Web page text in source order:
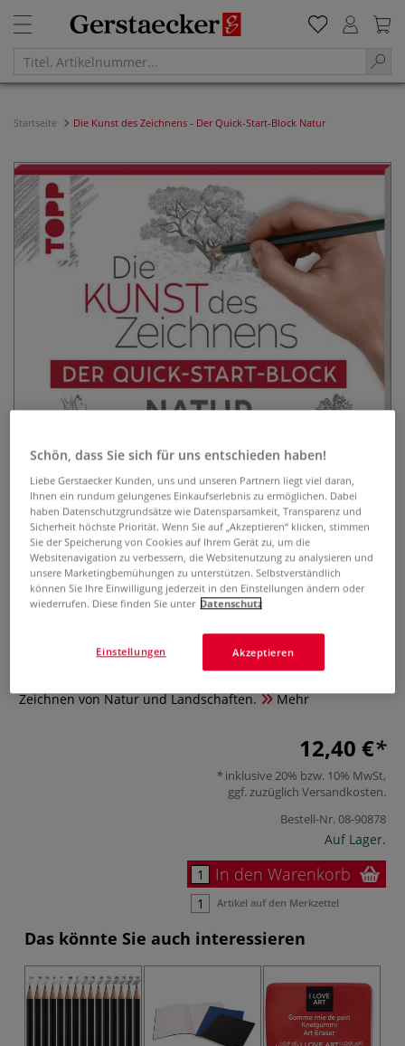
Startseite Die Kunst des Zeichnens - Der Quick-Start-Block Natur
Die Kunst des Zeichnens - Der
Quick-Start-Block Natur
Die perfekte Starthilfe, um Natur zu zeichnen. Anschauliche
Zeichnen von Natur und Landschaften.
Mehr
12,40 €
inklusive 20% bzw. 10% MwSt,
ggf. zuzüglich Versandkosten.
Bestell-Nr.08-90878
Auf Lager.
In den Warenkorb
Artikel auf den Merkzettel
Das könnte Sie auch interessieren
Schön, dass Sie sich für uns entschieden haben!
Liebe Gerstaecker Kunden, uns und unseren Partnern liegt viel daran,
Ihnen ein rundum gelungenes Einkaufserlebnis zu ermöglichen. Dabei
haben Datenschutzgrundsätze wie Datensparsamkeit, Transparenz und
Sicherheit höchste Priorität. Wenn Sie auf „Akzeptieren“ klicken, stimmen
Sie der Speicherung von Cookies auf Ihrem Gerät zu, um die
Websitenavigation zu verbessern, die Websitenutzung zu analysieren und
unsere Marketingbemühungen zu unterstützen. Selbstverständlich
können Sie Ihre Einwilligung jederzeit in den Einstellungen ändern oder
wiederrufen. Diese finden Sie unter Datenschutz
Akzeptieren
Einstellungen